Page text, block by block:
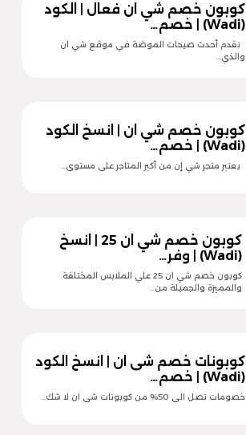
كوبون خصم شي ان فعال | الكود
(Wadi) | خصم…
نقدم أحدث صيحات الموضة في موقع شي ان
والذي…
كوبون خصم شي ان | انسخ الكود
(Wadi) | خصم…
يعتبر متجر شي إن من أكبر المتاجر على مستوى…
كوبون خصم شي ان 25 | انسخ
(Wadi) | وفر…
كوبون خصم شي ان 25 علي الملابس المختلفة
والمميزة والجميلة من…
كوبونات خصم شى ان | انسخ الكود
(Wadi) | خصم…
خصومات تصل الى 50% من كوبونات شى ان لا شك…